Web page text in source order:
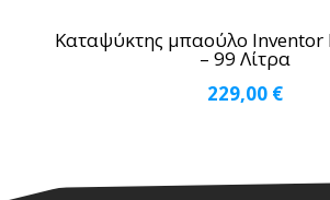
Καταψύκτης μπαούλο Inventor
– 99 Λίτρα
229,00 €